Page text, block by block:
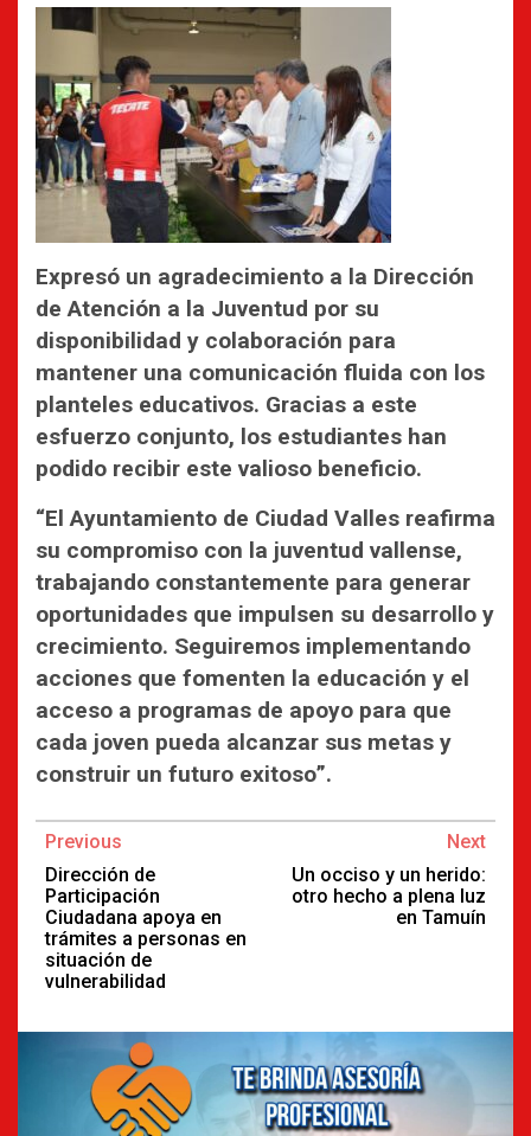
Expresó un agradecimiento a la Dirección
de Atención a la Juventud por su
disponibilidad y colaboración para
mantener una comunicación fluida con los
planteles educativos. Gracias a este
esfuerzo conjunto, los estudiantes han
podido recibir este valioso beneficio.
“El Ayuntamiento de Ciudad Valles reafirma
su compromiso con la juventud vallense,
trabajando constantemente para generar
oportunidades que impulsen su desarrollo y
crecimiento. Seguiremos implementando
acciones que fomenten la educación y el
acceso a programas de apoyo para que
cada joven pueda alcanzar sus metas y
construir un futuro exitoso”.
Continue
Reading
Previous
Dirección de
Participación
Ciudadana apoya en
trámites a personas en
situación de
vulnerabilidad
Next
Un occiso y un herido:
otro hecho a plena luz
en Tamuín